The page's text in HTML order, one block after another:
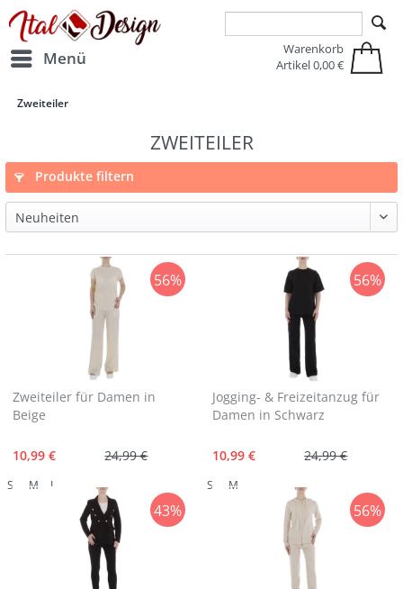
Zur Hauptnavigation springen Zum Hauptinhalt springen
Menü
Warenkorb
Artikel0,00 €
Zweiteiler
ZWEITEILER
Produkte filtern
56%
Zweiteiler für Damen in
Beige
24,99 €
10,99 €
S M L
56%
Jogging- & Freizeitanzug für
Damen in Schwarz
24,99 €
10,99 €
S M
43% 56%